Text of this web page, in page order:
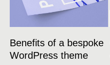
Benefits of a bespoke
WordPress theme